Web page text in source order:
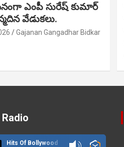
ఎంపీ సురేష్ కుమార్
వేడుకలు.
Gajanan Gangadhar Bidkar
Hits Of Bollywood